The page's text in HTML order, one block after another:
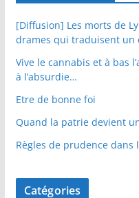
[Diffusion] Les morts de
drames qui traduisent un
Vive le cannabis et à bas
à l’absurdie…
Etre de bonne foi
Quand la patrie devient
Règles de prudence dans
Catégories